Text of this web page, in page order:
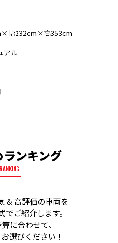
幅232cm×高353cm
アル
ンキング
RANKING
& 高評価の車両を
でご紹介します。
に合わせて、
選びください !